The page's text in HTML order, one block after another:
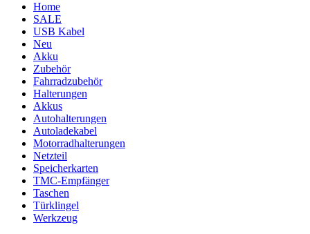
Home
SALE
USB Kabel
Neu
Akku
Zubehör
Fahrradzubehör
Halterungen
Akkus
Autohalterungen
Autoladekabel
Motorradhalterungen
Netzteil
Speicherkarten
TMC-Empfänger
Taschen
Türklingel
Werkzeug